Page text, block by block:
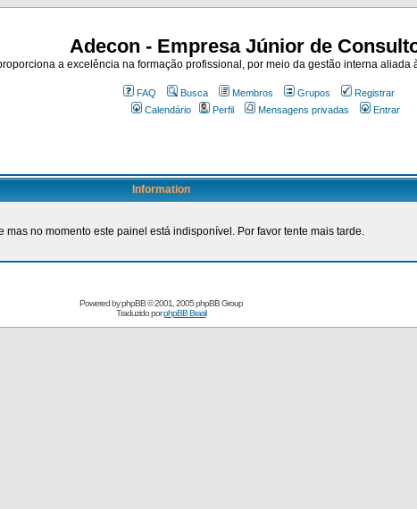
Adecon - Empresa Júnior de
a excelência na formação profissional, por meio da gestão interna aliada
FAQ Busca Membros Grupos
Registrar
Calendário
Perfil Mensagens privadas Entrar
Information
mas no momento este painel está indisponível. Por favor tente mais tarde.
Powered byphpBB© 2001, 2005 phpBB Group
Traduzido porphpBB Brasil